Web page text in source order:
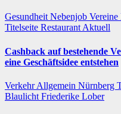
Gesundheit Nebenjob Vereine
Titelseite Restaurant Aktuell
Cashback auf bestehende
eine Geschäftsidee entstehen
VerkehrAllgemein Nürnberg
Blaulicht Friederike Lober